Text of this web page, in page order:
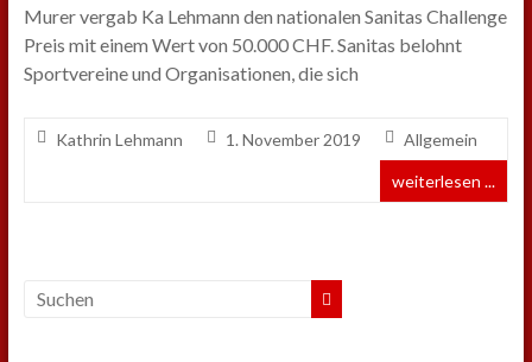
Murer vergab Ka Lehmann den nationalen Sanitas Challenge
Preis mit einem Wert von 50.000 CHF. Sanitas belohnt
Sportvereine und Organisationen, die sich
Kathrin Lehmann 1. November 2019 Allgemein
weiterlesen ...